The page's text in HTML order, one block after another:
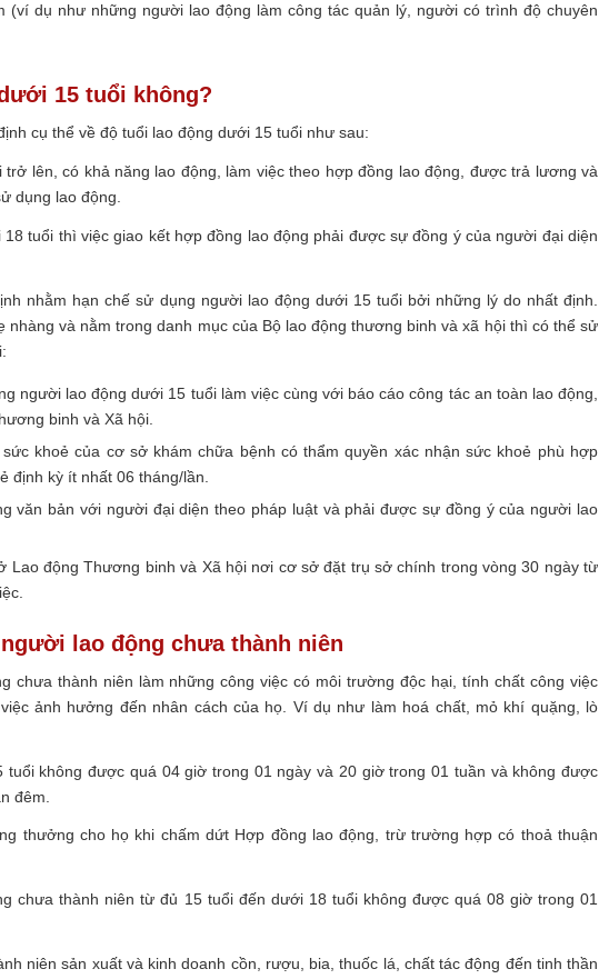
(ví dụ như những người lao động làm công tác quản lý, người có trình độ chuyên
15 tuổi không?
cụ thể về độ tuổi lao động dưới 15 tuổi như sau:
lên, có khả năng lao động, làm việc theo hợp đồng lao động, được trả lương và
dụng lao động.
tuổi thì việc giao kết hợp đồng lao động phải được sự đồng ý của người đại diện
nhằm hạn chế sử dụng người lao động dưới 15 tuổi bởi những lý do nhất định.
nhàng và nằm trong danh mục của Bộ lao động thương binh và xã hội thì có thể sử
người lao động dưới 15 tuổi làm việc cùng với báo cáo công tác an toàn lao động,
binh và Xã hội.
khoẻ của cơ sở khám chữa bệnh có thẩm quyền xác nhận sức khoẻ phù hợp
định kỳ ít nhất 06 tháng/lần.
văn bản với người đại diện theo pháp luật và phải được sự đồng ý của người lao
Lao động Thương binh và Xã hội nơi cơ sở đặt trụ sở chính trong vòng 30 ngày từ
lao động chưa thành niên
chưa thành niên làm những công việc có môi trường độc hại, tính chất công việc
ảnh hưởng đến nhân cách của họ. Ví dụ như làm hoá chất, mỏ khí quặng, lò
không được quá 04 giờ trong 01 ngày và 20 giờ trong 01 tuần và không được
đêm.
thưởng cho họ khi chấm dứt Hợp đồng lao động, trừ trường hợp có thoả thuận
chưa thành niên từ đủ 15 tuổi đến dưới 18 tuổi không được quá 08 giờ trong 01
niên sản xuất và kinh doanh cồn, rượu, bia, thuốc lá, chất tác động đến tinh thần